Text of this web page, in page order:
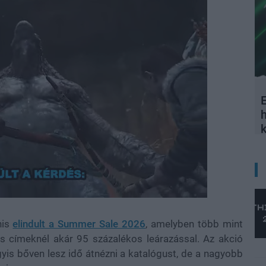
elindult a Summer Sale 2026, amelyben több mint
címeknél akár 95 százalékos leárazással. Az akció
bőven lesz idő átnézni a katalógust, de a nagyobb